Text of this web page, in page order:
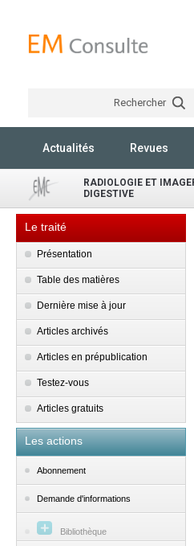
Rechercher
Actualités Revues
RADIOLOGIE ET
DIGESTIVE
Le traité
Présentation
Table des matières
Dernière mise à jour
Articles archivés
Articles en prépublication
Testez-vous
Articles gratuits
Les actions
Abonnement
Demande d'informations
Bibliothèque